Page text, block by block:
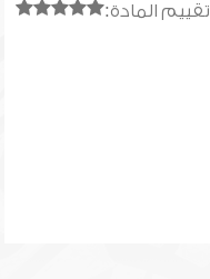
تقييم المادة: